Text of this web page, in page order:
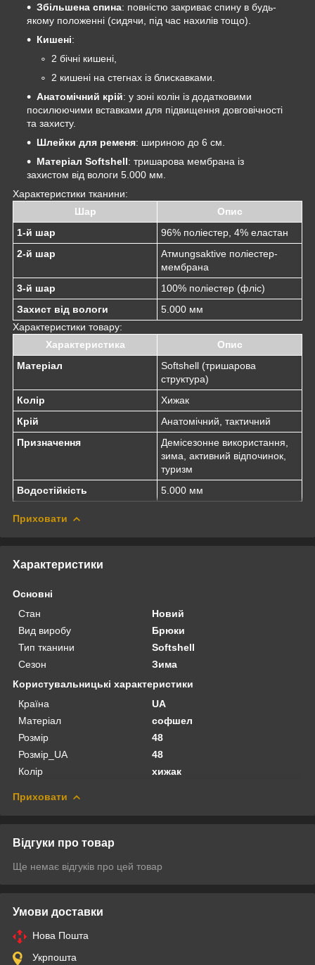
Збільшена спина: повністю закриває спину в будь-
якому положенні (сидячи, під час нахилів тощо).
Кишені:
2 бічні кишені,
2 кишені на стегнах із блискавками.
Анатомічний крій: у зоні колін із додатковими
посилюючими вставками для підвищення довговічності
та захисту.
Шлейки для ременя: шириною до 6 см.
Матеріал Softshell: тришарова мембрана із
захистом від вологи 5.000 мм.
Характеристики тканини:
Шар
Опис
1-й шар
96% поліестер, 4% еластан
2-й шар
Атмungsaktive поліестер-
мембрана
3-й шар
100% поліестер (фліс)
Захист від вологи
5.000 мм
Характеристики товару:
Характеристика
Опис
Матеріал
Softshell (тришарова
структура)
Колір
Хижак
Крій
Анатомічний, тактичний
Призначення
Демісезонне використання,
зима, активний відпочинок,
туризм
Водостійкість
5.000 мм
Приховати
Характеристики
Основні
Стан
Новий
Вид виробу
Брюки
Тип тканини
Softshell
Сезон
Зима
Користувальницькі характеристики
Країна
UA
Матеріал
софшел
Розмір
48
Розмір_UA
48
Колір
хижак
Приховати
Відгуки про товар
Ще немає відгуків про цей товар
Умови доставки
Нова Пошта
Укрпошта